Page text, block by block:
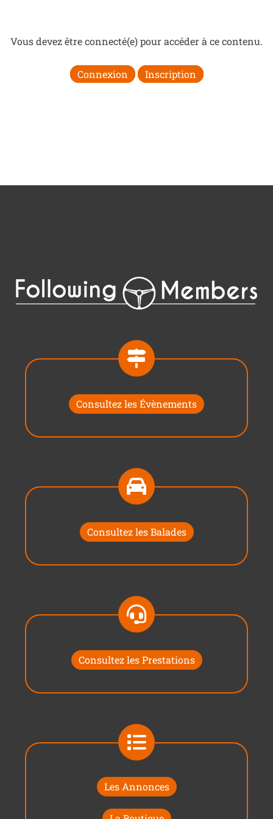
Vous devez être connecté(e) pour accéder à ce contenu.
Connexion Inscription
Consultez les Évènements
Consultez les Balades
Consultez les Prestations
Les Annonces